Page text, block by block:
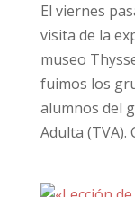
El viernes
visita de la
museo
fuimos los
alumnos del
Adulta (TVA).